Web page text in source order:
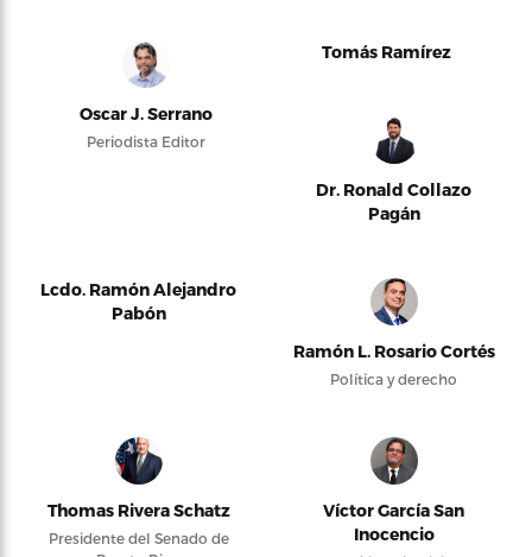
Oscar J. Serrano
Periodista Editor
Tomás Ramírez
Dr. Ronald Collazo
Pagán
Lcdo. Ramón Alejandro
Pabón
Ramón L. Rosario Cortés
Política y derecho
Thomas Rivera Schatz
Presidente del Senado de
Víctor García San
Inocencio